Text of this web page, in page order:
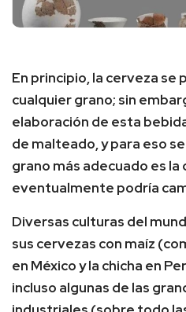
En principio, la cerveza se
cualquier grano; sin
elaboración de esta
de malteado, y para eso
grano más adecuado es
eventualmente podría
Diversas culturas del
sus cervezas con maíz
en México y la chicha en
incluso algunas de las